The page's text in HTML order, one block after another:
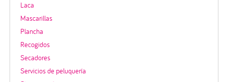
Laca
Mascarillas
Plancha
Recogidos
Secadores
Servicios de peluquería